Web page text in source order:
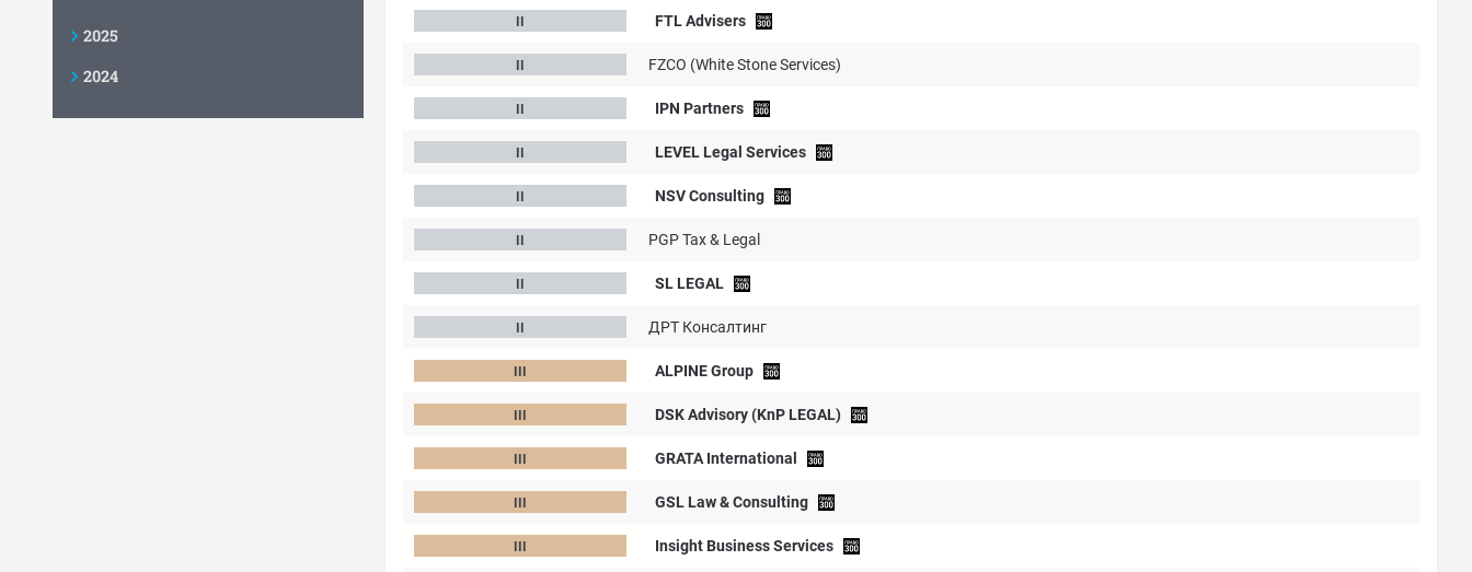
2025
2024
FTL Advisers
FZCO (White Stone Services)
IPN Partners
LEVEL Legal Services
NSV Consulting
PGP Tax & Legal
SL LEGAL
ДРТ Консалтинг
ALPINE Group
DSK Advisory (KnP LEGAL)
GRATA International
GSL Law & Consulting
Insight Business Services